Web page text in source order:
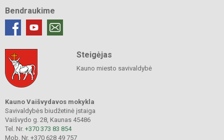
Bendraukime
Steigėjas
Kauno miesto savivaldybė
Kauno Vaišvydavos mokykla
Savivaldybės biudžetinė įstaiga
Vaišvydo g. 28, Kaunas 45486
Tel. Nr. +370 373 83 854
Mob. Nr. +370 628 49 757